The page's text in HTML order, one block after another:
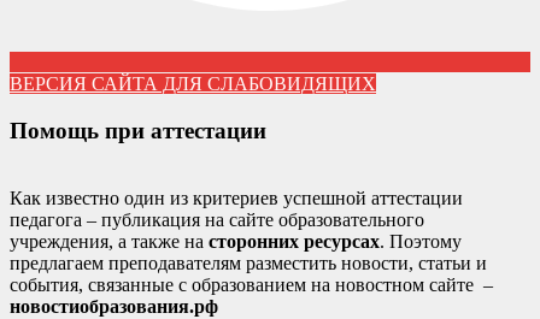
ВЕРСИЯ САЙТА ДЛЯ СЛАБОВИДЯЩИХ
Помощь при аттестации
Как известно один из критериев успешной аттестации
педагога – публикация на сайте образовательного
учреждения, а также на сторонних ресурсах. Поэтому
предлагаем преподавателям разместить новости, статьи и
события, связанные с образованием на новостном сайте –
новостиобразования.рф